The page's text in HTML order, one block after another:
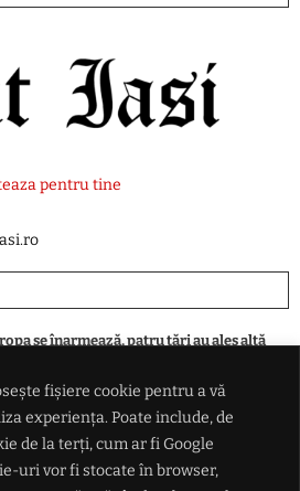
fișiere cookie pentru a vă
experiența. Poate include, de
de la terți, cum ar fi Google
uri vor fi stocate în browser,
pentru tine
se înarmează, patru ţări au ales altă
12 august, vizibilă și din România. Unde se
începe